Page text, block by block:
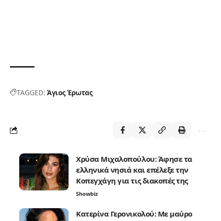
TAGGED: Άγιος Έρωτας
Χρύσα Μιχαλοπούλου: Άφησε τα
ελληνικά νησιά και επέλεξε την
Κοπεγχάγη για τις διακοπές της
Showbiz
Κατερίνα Γερονικολού: Με μαύρο